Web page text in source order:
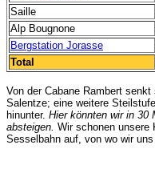
Saille
Alp Bougnone
Bergstation Jorasse
Total
Von der Cabane Rambert
Salentze; eine weitere
hinunter. Hier könnten wir in 30
absteigen. Wir schonen unsere
Sesselbahn auf, von wo wir